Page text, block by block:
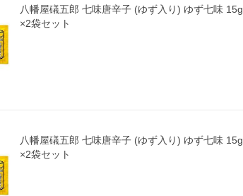
八幡屋礒五郎 七味唐辛子 (ゆず入り) ゆず七味 15g
×2袋セット
八幡屋礒五郎 七味唐辛子 (ゆず入り) ゆず七味 15g
×2袋セット